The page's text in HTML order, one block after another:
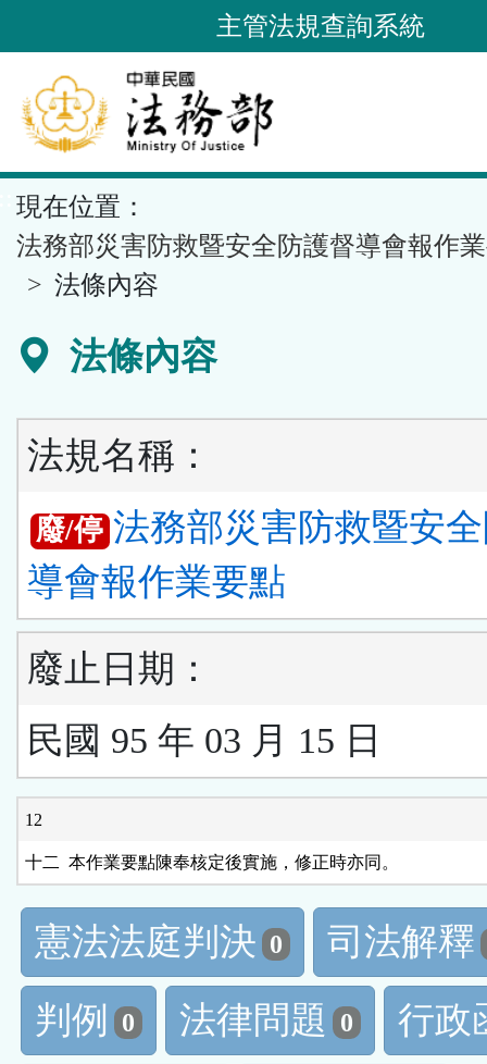
到
要
內
容
區
塊
主管法規查詢系統
現在位置：
法務部災害防救暨安全防護督導會報作
法條內容
法條內容
法規名稱：
廢/停 法務部災害防救暨安
導會報作業要點
廢止日期：
民國 95 年 03 月 15 日
12
十二  本作業要點陳奉核定後實施，修正時亦同。
憲法法庭判決 0
司法解釋
判例
0 法律問題 0
行政